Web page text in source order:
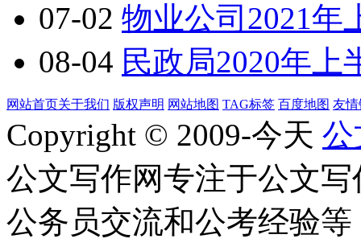
07-02 物业公司2021年
08-04 民政局2020年上
网站首页关于我们 版权声明 网站地图 TAG标签 百度地图 友
Copyright © 2009-今天 公
公文写作网专注于公文
公务员交流和公考经验等